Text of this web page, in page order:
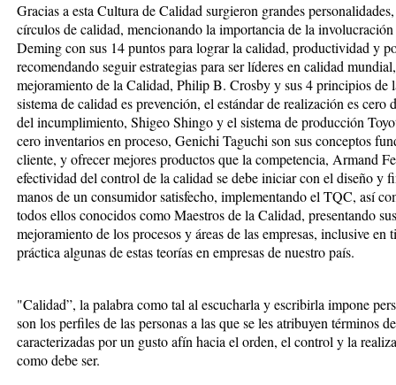
Gracias a esta Cultura de Calidad surgieron grandes
círculos de calidad, mencionando la importancia de la
Deming con sus 14 puntos para lograr la calidad, productividad y
recomendando seguir estrategias para ser líderes en calidad
mejoramiento de la Calidad, Philip B. Crosby y sus 4 principios de
sistema de calidad es prevención, el estándar de realización es
del incumplimiento, Shigeo Shingo y el sistema de producción
cero inventarios en proceso, Genichi Taguchi son sus conceptos
cliente, y ofrecer mejores productos que la competencia, Armand
efectividad del control de la calidad se debe iniciar con el diseño y
manos de un consumidor satisfecho, implementando el TQC, así
todos ellos conocidos como Maestros de la Calidad, presentando
mejoramiento de los procesos y áreas de las empresas, inclusive en
práctica algunas de estas teorías en empresas de nuestro país.
"Calidad”, la palabra como tal al escucharla y escribirla impone
son los perfiles de las personas a las que se les atribuyen términos
caracterizadas por un gusto afín hacia el orden, el control y la
como debe ser.